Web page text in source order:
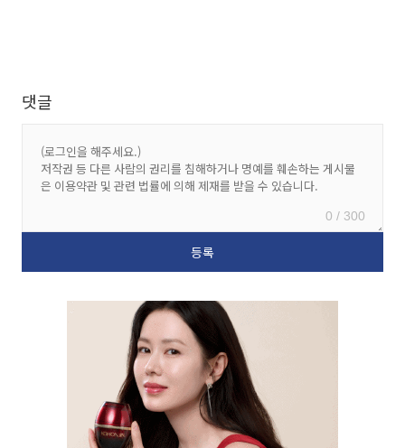
댓글
0 / 300